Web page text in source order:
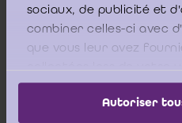
sociaux, de publicité et
combiner celles-ci avec
que vous leur avez
services.
Autoriser
ce point spécifique,
l’attention sur les
lecture de la
principe que